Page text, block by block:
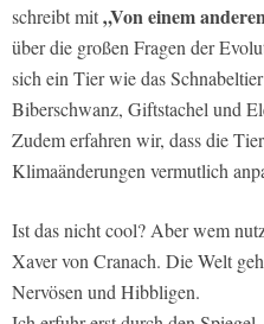
schreibt mit„Von einem
über die großen Fragen der
sich ein Tier wie das
Biberschwanz, Giftstachel und
Zudem erfahren wir, dass die
Klimaänderungen vermutlich
Ist das nicht cool? Aber wem
Xaver von Cranach. Die Welt
Nervösen und Hibbligen.